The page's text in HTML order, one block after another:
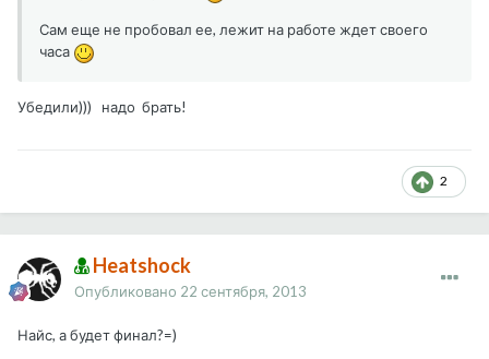
Сам еще не пробовал ее, лежит на работе ждет своего
часа
Убедили))) надо брать!
2
Heatshock
Опубликовано 22 сентября, 2013
Найс, а будет финал?=)